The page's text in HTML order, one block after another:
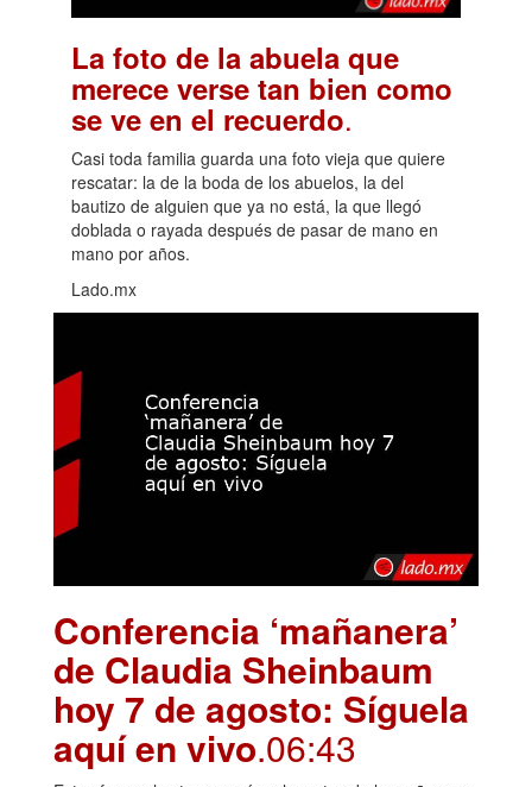
La foto de la abuela que
merece verse tan bien como
se ve en el recuerdo.
Casi toda familia guarda una foto vieja que quiere
rescatar: la de la boda de los abuelos, la del
bautizo de alguien que ya no está, la que llegó
doblada o rayada después de pasar de mano en
mano por años.
Lado.mx
Conferencia ‘mañanera’
de Claudia Sheinbaum
hoy 7 de agosto: Síguela
aquí en vivo.06:43